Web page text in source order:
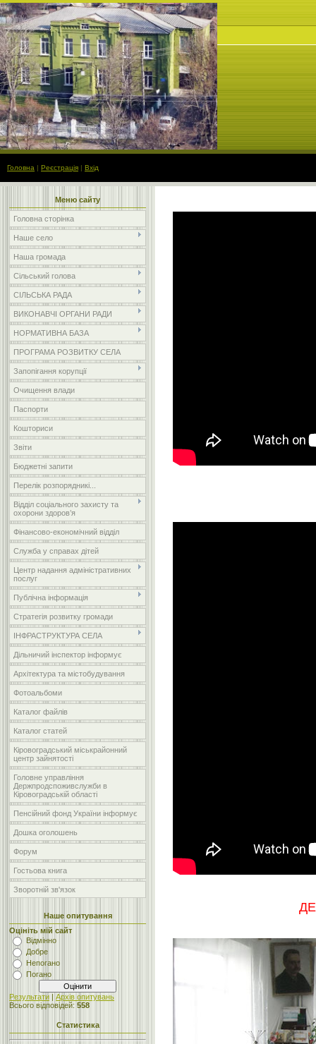
Головна | Реєстрація | Вхід
Меню сайту
Головна сторінка
Наше село
Наша громада
Сільський голова
СІЛЬСЬКА РАДА
ВИКОНАВЧІ ОРГАНИ РАДИ
НОРМАТИВНА БАЗА
ПРОГРАМА РОЗВИТКУ СЕЛА
Запопігання корупції
Очищення влади
Паспорти
Кошториси
Звіти
Бюджетні запити
Перелік розпорядникі...
Відділ соціального захисту та
охорони здоров’я
Фінансово-економічний відділ
Служба у справах дітей
Центр надання адміністративних
послуг
Публічна інформація
Стратегія розвитку громади
ІНФРАСТРУКТУРА СЕЛА
Дільничий інспектор інформує
Архітектура та містобудування
Фотоальбоми
Каталог файлів
Каталог статей
Кіровоградський міськрайонний
центр зайнятості
Головне управління
Держпродспоживслужби в
Кіровоградській області
Пенсійний фонд України інформує
Дошка оголошень
Форум
Гостьова книга
Зворотній зв'язок
Наше опитування
Оцініть мій сайт
Відмінно
Добре
Непогано
Погано
Результати | Архів опитувань
Всього відповідей: 558
Статистика